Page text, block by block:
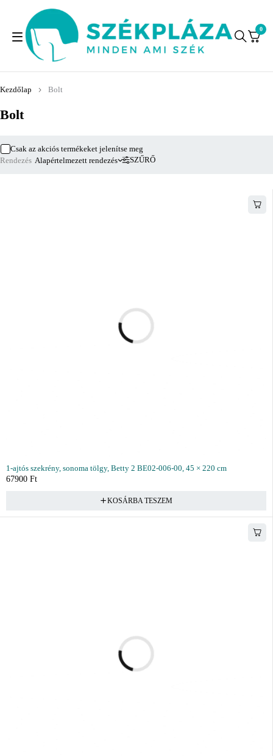
0
Bolt
Kezdőlap Bolt
SZŰRŐ
Csak az akciós termékeket jelenítse meg
Rendezés Alapértelmezett rendezés
1-ajtós szekrény, sonoma tölgy, Betty 2 BE02-006-00, 45 × 220 cm
67900 Ft
KOSÁRBA TESZEM